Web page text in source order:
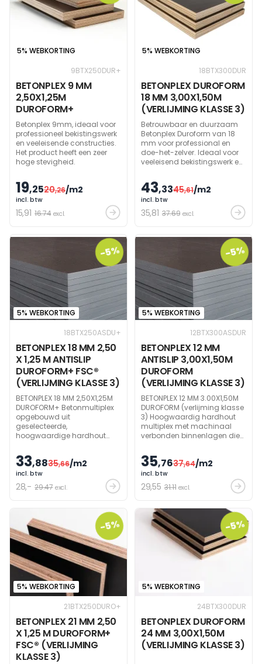
5% WEBKORTING
9BTX250DUR+
BETONPLEX 9 MM
2,50X1,25M
DUROFORM+
Betonplex 9mm, ideaal voor
professioneel bekistingswerk
en veeleisende constructies.
Het product heeft een zeer
hoge stevigheid.
19,2520,26/m2
incl. btw
15,91 16.74 excl.
5% WEBKORTING
18BTX300DUR
BETONPLEX DUROFORM
18 MM 3,00X1,50M
(VERLIJMING KLASSE 3)
Betrouwbaar en duurzaam
Betonplex Duroform van 18
mm voor professional en
doe-het-zelver. Ideaal voor
veeleisend bekistingswerk en
transportsector.
43,3345,61/m2
incl. btw
35,81 37.69 excl.
-5%
5% WEBKORTING
18BTX250ASDU+
BETONPLEX 18 MM 2,50
X 1,25 M ANTISLIP
DUROFORM+ FSC®
(VERLIJMING KLASSE 3)
BETONPLEX 18 MM 2,50X1,25M
DUROFORM+ Betonmultiplex
opgebouwd uit
geselecteerde,
hoogwaardige hardhout
productieproces leidt tot een
superieure densiteit. Beide
zijden zijn voorzien van een
donkerbruine 240 grams
Dynea fenolfilm
33,8835,66/m2
incl. btw
28,- 29.47 excl.
-5%
5% WEBKORTING
12BTX300ASDUR
BETONPLEX 12 MM
ANTISLIP 3,00X1,50M
DUROFORM
(VERLIJMING KLASSE 3)
BETONPLEX 12 MM 3.00X1,50M
DUROFORM (verlijming klasse
3) Hoogwaardig hardhout
multiplex met machinaal
verbonden binnenlagen die
met een donkerbruine
fenolfilm van 120gr/m². De
anti-slip zijde heeft een
grammage van 240gr.
Frequente controle op
onafhankelijk controlebureau
35,7637,64/m2
incl. btw
29,55 31.11 excl.
-5%
5% WEBKORTING
21BTX250DURO+
BETONPLEX 21 MM 2,50
X 1,25 M DUROFORM+
FSC® (VERLIJMING
KLASSE 3)
-5%
5% WEBKORTING
24BTX300DUR
BETONPLEX DUROFORM
24 MM 3,00X1,50M
(VERLIJMING KLASSE 3)